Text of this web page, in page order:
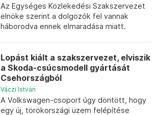
Az Egységes Közlekedési Szakszervezet
elnöke szerint a dolgozók fel vannak
háborodva ennek elmaradása miatt.
Lopást kiált a szakszervezet, elviszik
a Skoda-csúcsmodell gyártását
Csehországból
Váczi István
A Volkswagen-csoport úgy döntött, hogy
egy új, törökországi üzem felépítése